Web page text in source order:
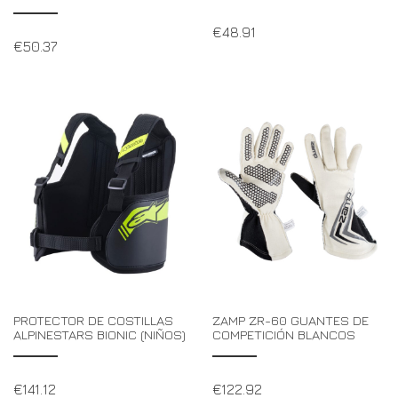
€50.37
€48.91
PROTECTOR DE COSTILLAS
ALPINESTARS BIONIC (NIÑOS)
€141.12
ZAMP ZR-60 GUANTES DE
COMPETICIÓN BLANCOS
€122.92